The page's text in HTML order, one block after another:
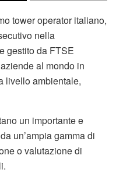
tower operator italiano,
nella
gestito da FTSE
al mondo in
livello ambientale,
un importante e
un’ampia gamma di
o valutazione di